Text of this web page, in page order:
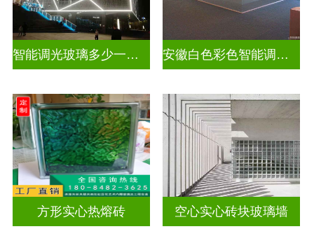
智能调光玻璃多少一平方米 安徽白色彩色智能调光玻璃厂家
方形实心热熔砖 空心实心砖块玻璃墙